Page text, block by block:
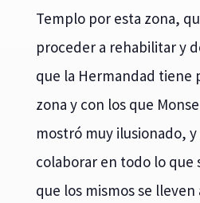
Templo por esta zona,
proceder a rehabilitar y
que la Hermandad tiene
zona y con los que
mostró muy ilusionado,
colaborar en todo lo que
que los mismos se lleven